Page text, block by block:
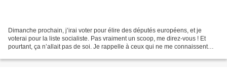
Dimanche prochain, j’irai voter pour élire des députés européens, et je
voterai pour la liste socialiste. Pas vraiment un scoop, me direz-vous ! Et
pourtant, ça n’allait pas de soi. Je rappelle à ceux qui ne me connaissent